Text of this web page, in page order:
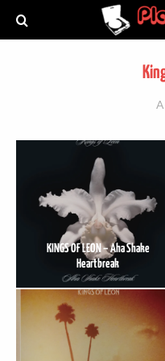
KINGS OF LEON – Aha Shake
Heartbreak